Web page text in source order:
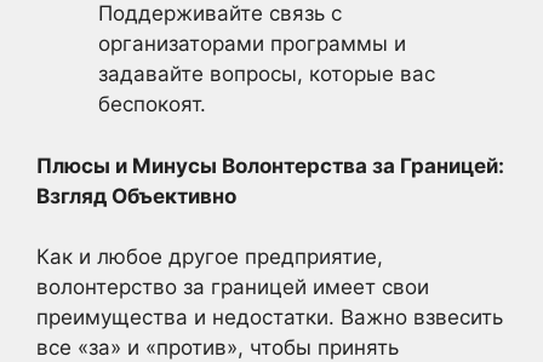
Поддерживайте связь с
организаторами программы и
задавайте вопросы, которые вас
беспокоят.
Плюсы и Минусы Волонтерства за Границей:
Взгляд Объективно
Как и любое другое предприятие,
волонтерство за границей имеет свои
преимущества и недостатки. Важно взвесить
все «за» и «против», чтобы принять